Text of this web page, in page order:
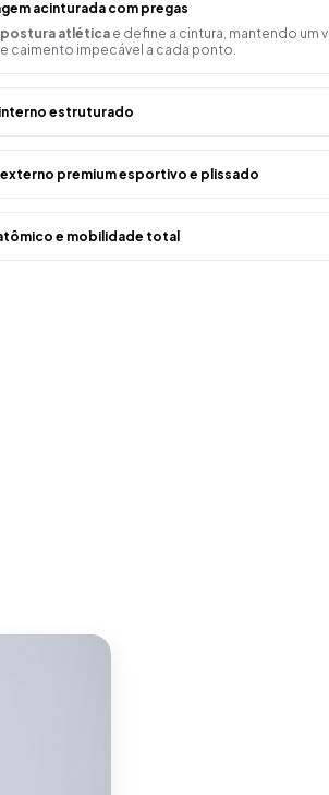
acinturada com pregas
postura atlética e define a cintura, mantendo
caimento impecável a cada ponto.
estruturado
premium esportivo e plissado
e mobilidade total